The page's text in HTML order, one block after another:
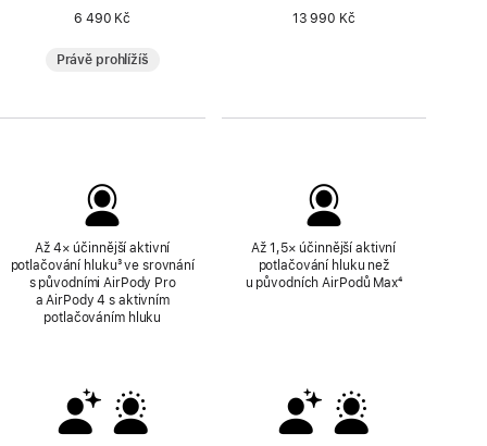
6 490 Kč
Právě prohlížíš
Až 4× účinnější aktivní
potlačování hlukuPoznámka
³ ve srovnání
s původními AirPody Pro
a AirPody 4 s aktivním
potlačováním hluku
13 990 Kč
Až 1,5× účinnější aktivní
potlačování hluku než
u původních AirPodů MaxPoznámka
⁴